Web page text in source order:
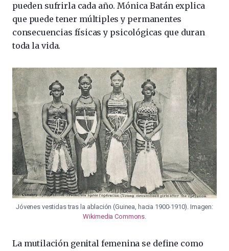
pueden sufrirla cada año. Mónica Batán explica
que puede tener múltiples y permanentes
consecuencias físicas y psicológicas que duran
toda la vida.
Jóvenes vestidas tras la ablación (Guinea, hacia 1900-1910). Imagen:
Wikimedia Commons.
La mutilación genital femenina se define como